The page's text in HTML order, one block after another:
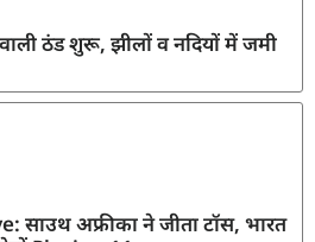
ठंड शुरू, झीलों व नदियों में जमी
साउथ अफ्रीका ने जीता टॉस, भारत